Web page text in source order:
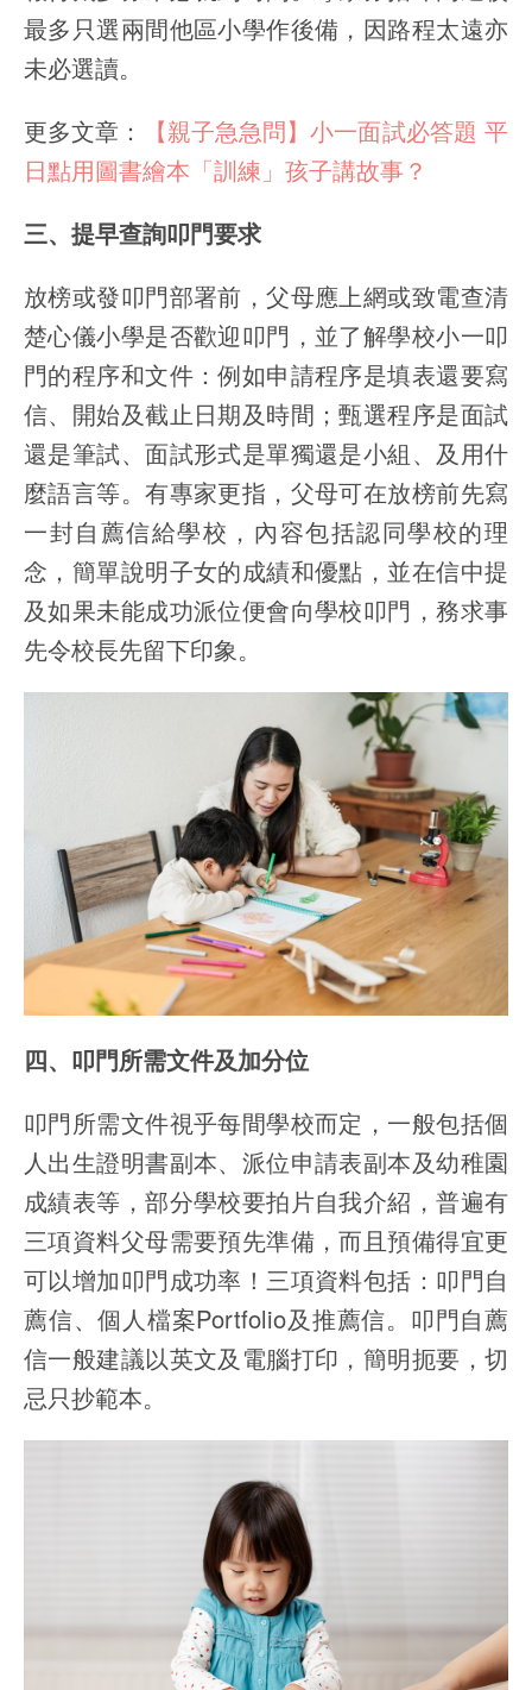
最多只選兩間他區小學作後備，因路程太遠亦
未必選讀。
更多文章：
【親子急急問】小一面試必答題 平
日點用圖書繪本「訓練」孩子講故事？
三、提早查詢叩門要求
放榜或發叩門部署前，父母應上網或致電查清
楚心儀小學是否歡迎叩門，並了解學校小一叩
門的程序和文件：例如申請程序是填表還要寫
信、開始及截止日期及時間；甄選程序是面試
還是筆試、面試形式是單獨還是小組、及用什
麼語言等。有專家更指，父母可在放榜前先寫
一封自薦信給學校，內容包括認同學校的理
念，簡單說明子女的成績和優點，並在信中提
及如果未能成功派位便會向學校叩門，務求事
先令校長先留下印象。
四、叩門所需文件及加分位
叩門所需文件視乎每間學校而定，一般包括個
人出生證明書副本、派位申請表副本及幼稚園
成績表等，部分學校要拍片自我介紹，普遍有
三項資料父母需要預先準備，而且預備得宜更
可以增加叩門成功率！三項資料包括：叩門自
薦信、個人檔案Portfolio及推薦信。叩門自薦
信一般建議以英文及電腦打印，簡明扼要，切
忌只抄範本。